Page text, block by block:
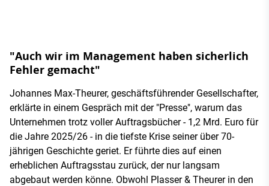
"Auch wir im Management haben sicherlich
Fehler gemacht"
Johannes Max-Theurer, geschäftsführender Gesellschafter,
erklärte in einem Gespräch mit der "Presse", warum das
Unternehmen trotz voller Auftragsbücher - 1,2 Mrd. Euro für
die Jahre 2025/26 - in die tiefste Krise seiner über 70-
jährigen Geschichte geriet. Er führte dies auf einen
erheblichen Auftragsstau zurück, der nur langsam
abgebaut werden könne. Obwohl Plasser & Theurer in den